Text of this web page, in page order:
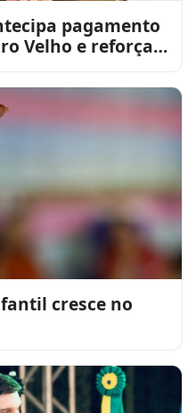
pagamento
Velho e reforça
cresce no